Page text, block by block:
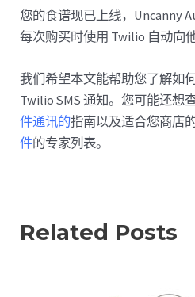
您的食谱现已上线，Uncanny
每次购买时使用 Twilio 自动向
我们希望本文能帮助您了解如
Twilio SMS 通知。您可能还想
件通讯的指南以及适合您商店
件的专家列表。
Related Posts